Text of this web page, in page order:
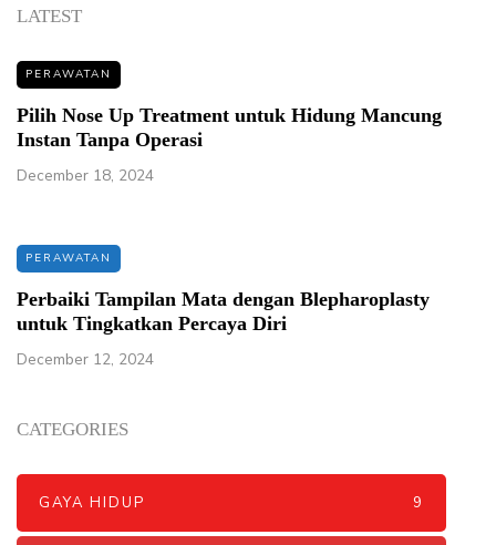
LATEST
PERAWATAN
Pilih Nose Up Treatment untuk Hidung Mancung
Instan Tanpa Operasi
December 18, 2024
PERAWATAN
Perbaiki Tampilan Mata dengan Blepharoplasty
untuk Tingkatkan Percaya Diri
December 12, 2024
CATEGORIES
GAYA HIDUP 9